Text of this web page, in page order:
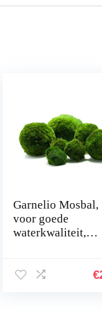
Garnelio Mosbal,
voor goede
waterkwaliteit,
grootte: 3 tot 5 €